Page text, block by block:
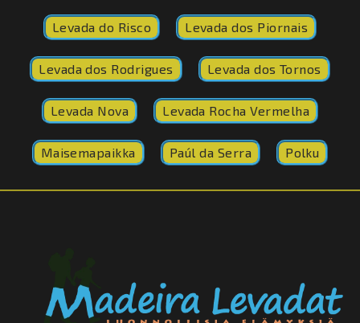
Levada do Risco Levada dos Piornais
Levada dos Rodrigues Levada dos Tornos
Levada Nova Levada Rocha Vermelha
Maisemapaikka Paúl da Serra Polku